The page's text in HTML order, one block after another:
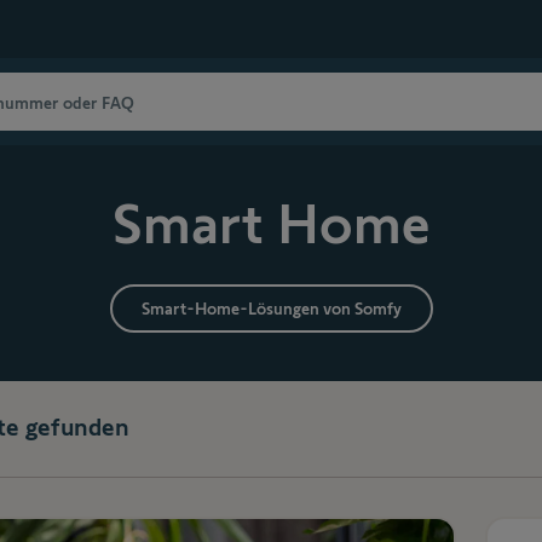
Smart Home
Smart-Home-Lösungen von Somfy
gefunden